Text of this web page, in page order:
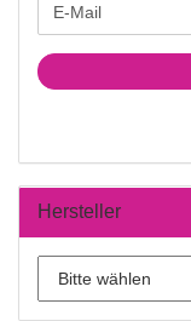
ZUR
ANMELDUNG
E-
Mail
Hersteller